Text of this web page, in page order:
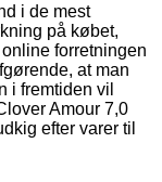
i de mest
på købet,
forretningen
at man
i fremtiden vil
Amour 7,0
efter varer til